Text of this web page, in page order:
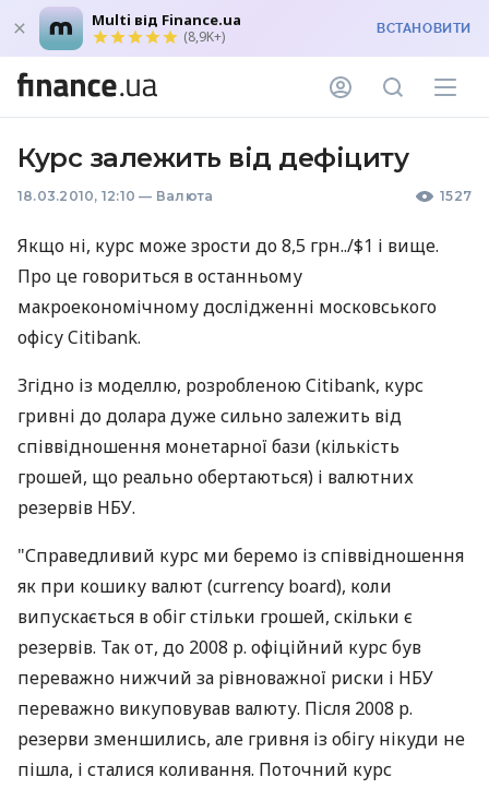
Multi від Finance.ua
(8,9K+) ВСТАНОВИТИ
Курс залежить від дефіциту
18.03.2010, 12:10 — Валюта 1527
Якщо ні, курс може зрости до 8,5 грн../$1 і вище.
Про це говориться в останньому
макроекономічному дослідженні московського
офісу Citibank.
Згідно із моделлю, розробленою Citibank, курс
гривні до долара дуже сильно залежить від
співвідношення монетарної бази (кількість
грошей, що реально обертаються) і валютних
резервів НБУ.
"Справедливий курс ми беремо із співвідношення
як при кошику валют (currency board), коли
випускається в обіг стільки грошей, скільки є
резервів. Так от, до 2008 р. офіційний курс був
переважно нижчий за рівноважної риски і НБУ
переважно викуповував валюту. Після 2008 р.
резерви зменшились, але гривня із обігу нікуди не
пішла, і сталися коливання. Поточний курс